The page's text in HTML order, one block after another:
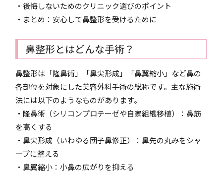
・後悔しないためのクリニック選びのポイント
・まとめ：安心して鼻整形を受けるために
鼻整形とはどんな手術？
鼻整形は「隆鼻術」「鼻尖形成」「鼻翼縮小」など鼻の
各部位を対象にした美容外科手術の総称です。主な施術
法には以下のようなものがあります。
・隆鼻術（シリコンプロテーゼや自家組織移植）：鼻筋
を高くする
・鼻尖形成（いわゆる団子鼻修正）：鼻先の丸みをシャ
ープに整える
・鼻翼縮小：小鼻の広がりを抑える